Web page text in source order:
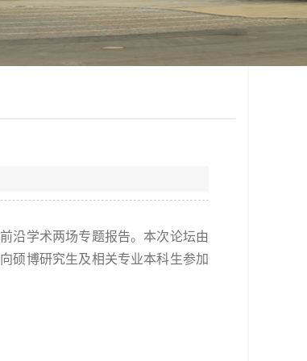
沿学术两场专题报告。本次论坛由
硕博研究生及相关专业本科生参加